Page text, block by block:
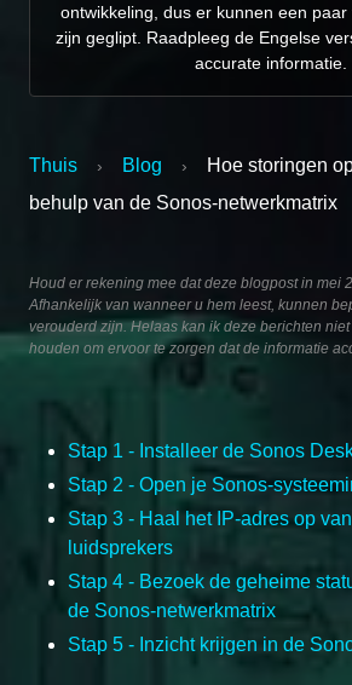
ontwikkeling, dus er kunnen een
zijn geglipt. Raadpleeg de Engelse
accurate informatie.
Thuis › Blog ›
Hoe storingen
behulp van de Sonos-netwerkmatrix
Houd er rekening mee dat deze blogpost in mei
Afhankelijk van wanneer u hem leest, kunnen
verouderd zijn. Helaas kan ik deze berichten
houden om ervoor te zorgen dat de informatie
Stap 1 - Installeer de Sonos
Stap 2 - Open je Sonos-
Stap 3 - Haal het IP-adres op
luidsprekers
Stap 4 - Bezoek de geheime
de Sonos-netwerkmatrix
Stap 5 - Inzicht krijgen in de